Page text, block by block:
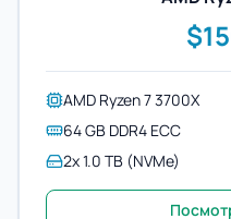
AMD Ryzen 7 3700X
64 GB DDR4 ECC
2x 1.0 TB (NVMe)